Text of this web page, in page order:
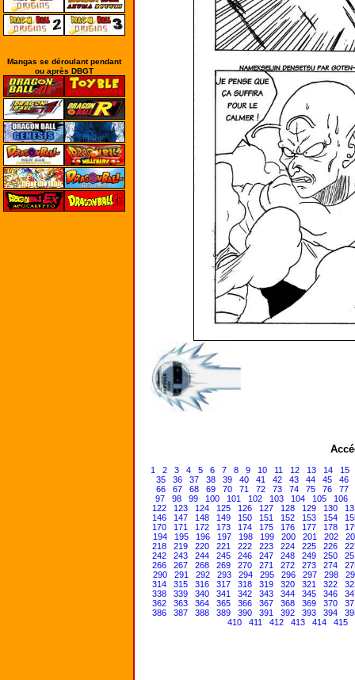
Mangas se déroulant pendant
ou après DBGT
1 2 3 4 5 6 7 8 9 10 11 12 13 14
15
35
36 37 38 39 40 41 42 43 44 45
46
66
67 68 69 70 71 72 73 74 75 76
77
97
98 99 100 101 102 103 104 105
106
122
123 124 125 126 127 128 129 130
146
147 148 149 150 151 152 153 154
170
171 172 173 174 175 176 177 178
194
195 196 197 198 199 200 201 202
218
219 220 221 222 223 224 225 226
242
243 244 245 246 247 248 249 250
266
267 268 269 270 271 272 273 274
290
291 292 293 294 295 296 297 298
314
315 316 317 318 319 320 321 322
338
339 340 341 342 343 344 345 346
362
363 364 365 366 367 368 369 370
386
387 388 389 390 391 392 393 394
410
411 412 413 414 415